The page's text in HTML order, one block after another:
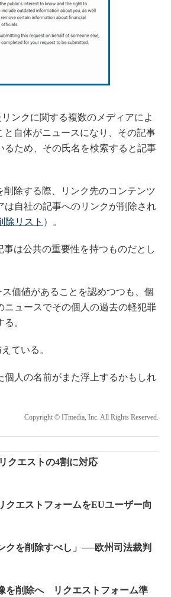
ンクに関する複数のメディアによ
と自体がニュースになり、その記事
ため、その氏名を検索すると記事
除する際、リンク先のコンテンツ
自社の記事へのリンクが削除され
除リスト ）。
は公共の重要性を持つものだとし
価値があることを認めつつも、個
ニュースでその個人の過去の軽犯罪
。
ている。
人の名前がまた浮上するかもしれ
Copyright © ITmedia, Inc. All Rights Reserved.
クエストの4割に対応
クエストフォームをEUユーザー向
クを削除すべし」──欧州司法裁判
を削除へ リクエストフォーム準